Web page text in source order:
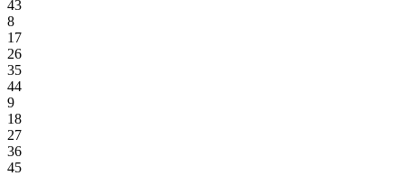
43
8
17
26
35
44
9
18
27
36
45